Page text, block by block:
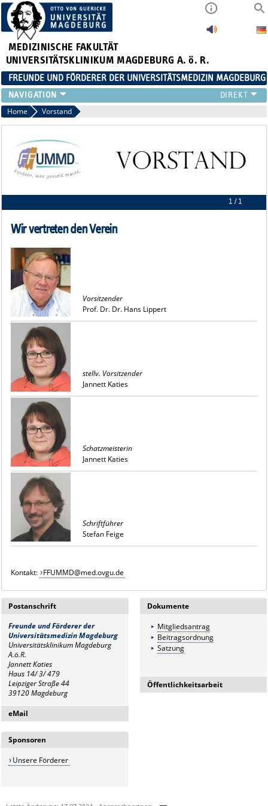
MEDIZINISCHE FAKULTÄT
UNIVERSITÄTSKLINIKUM MAGDEBURG A. ö. R.
FREUNDE UND FÖRDERER DER UNIVERSITÄTSMEDIZIN MAGDEBURG
ÜBER UNS
AKTUELLES
VEREINSZIELE
DOKUMENTE
VORSTAND
Home Vorstand
1 / 1
Wir vertreten den Verein
Vorsitzender
Prof. Dr. Dr. Hans Lippert
stellv. Vorsitzender
Jannett Katies
Schatzmeisterin
Jannett Katies
Schriftführer
Stefan Feige
Kontakt: FFUMMD@med.ovgu.de
Postanschrift
Freunde und Fördererder
Universitätsmedizin Magdeburg
Universitätsklinikum Magdeburg
A.ö.R.
Jannett Katies
Haus 14/ 3/ 479
Leipziger Straße 44
39120 Magdeburg
eMail
FFUMMD@med.ovgu.de
Dokumente
Mitgliedsantrag
Beitragsordnung
Satzung
Öffentlichkeitsarbeit
Sponsoren
Unsere Förderer